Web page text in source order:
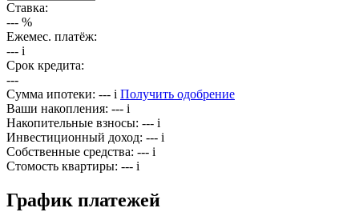
Ставка:
--- %
Ежемес. платёж:
--- i
Срок кредита:
---
Сумма ипотеки: --- i Получить одобрение
Ваши накопления: --- i
Накопительные взносы: --- i
Инвестиционный доход: --- i
Собственные средства: --- i
Стомость квартиры: --- i
График платежей